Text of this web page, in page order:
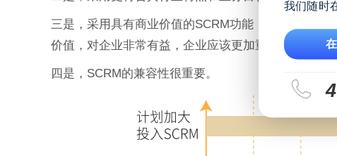
三是，采用具有商业价值的SCRM功能，像营销自动
价值，对企业非常有益，企业应该更加重视；
四是，SCRM的兼容性很重要。
我们随时